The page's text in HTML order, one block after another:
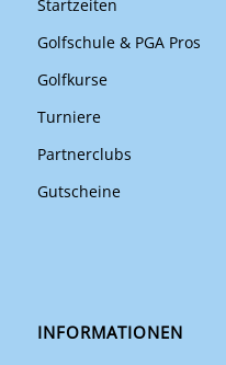
Startzeiten
Golfschule & PGA Pros
Golfkurse
Turniere
Partnerclubs
Gutscheine
INFORMATIONEN